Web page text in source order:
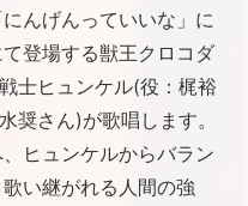
んげんっていいな」に
登場する獣王クロコダ
士ヒュンケル(役：梶裕
奨さん)が歌唱します。
ヒュンケルからバラン
い継がれる人間の強